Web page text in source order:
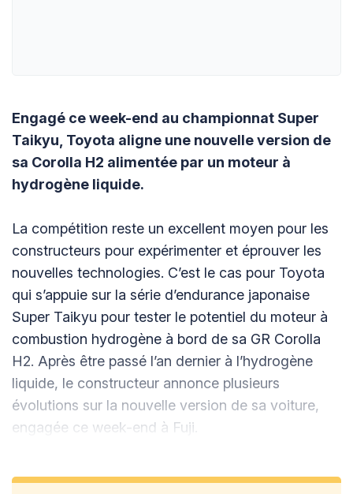
Engagé ce week-end au championnat Super
Taikyu, Toyota aligne une nouvelle version de
sa Corolla H2 alimentée par un moteur à
hydrogène liquide.
La compétition reste un excellent moyen pour les
constructeurs pour expérimenter et éprouver les
nouvelles technologies. C’est le cas pour Toyota
qui s’appuie sur la série d’endurance japonaise
Super Taikyu pour tester le potentiel du moteur à
combustion hydrogène à bord de sa GR Corolla
H2. Après être passé l’an dernier à l’hydrogène
liquide, le constructeur annonce plusieurs
évolutions sur la nouvelle version de sa voiture,
engagée ce week-end à Fuji.